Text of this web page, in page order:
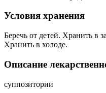
Условия хранения
Беречь от детей. Хранить в
Хранить в холоде.
Описание
суппозитории